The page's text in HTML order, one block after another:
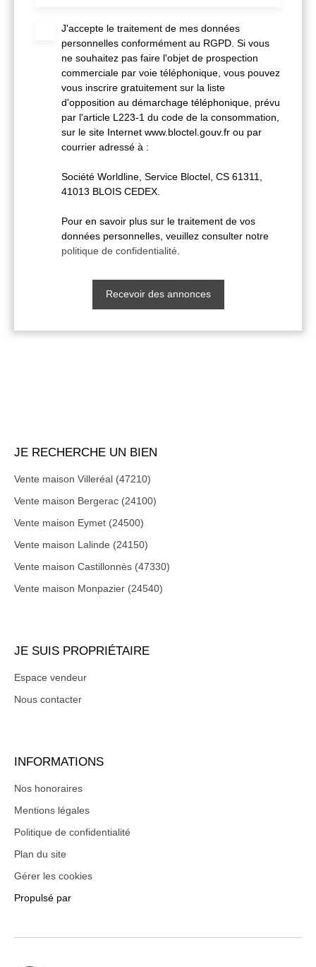
J'accepte le traitement de mes données
personnelles conformément au RGPD. Si vous
ne souhaitez pas faire l'objet de prospection
commerciale par voie téléphonique, vous pouvez
vous inscrire gratuitement sur la liste
d'opposition au démarchage téléphonique, prévu
par l'article L223-1 du code de la consommation,
sur le site Internet www.bloctel.gouv.fr ou par
courrier adressé à :
Société Worldline, Service Bloctel, CS 61311,
41013 BLOIS CEDEX.
Pour en savoir plus sur le traitement de vos
données personnelles, veuillez consulter notre
politique de confidentialité
Recevoir des annonces
JE RECHERCHE UN BIEN
Vente maison Villeréal (47210)
Vente maison Bergerac (24100)
Vente maison Eymet (24500)
Vente maison Lalinde (24150)
Vente maison Castillonnès (47330)
Vente maison Monpazier (24540)
JE SUIS PROPRIÉTAIRE
Espace vendeur
Nous contacter
INFORMATIONS
Nos honoraires
Mentions légales
Politique de confidentialité
Plan du site
Gérer les cookies
Propulsé par